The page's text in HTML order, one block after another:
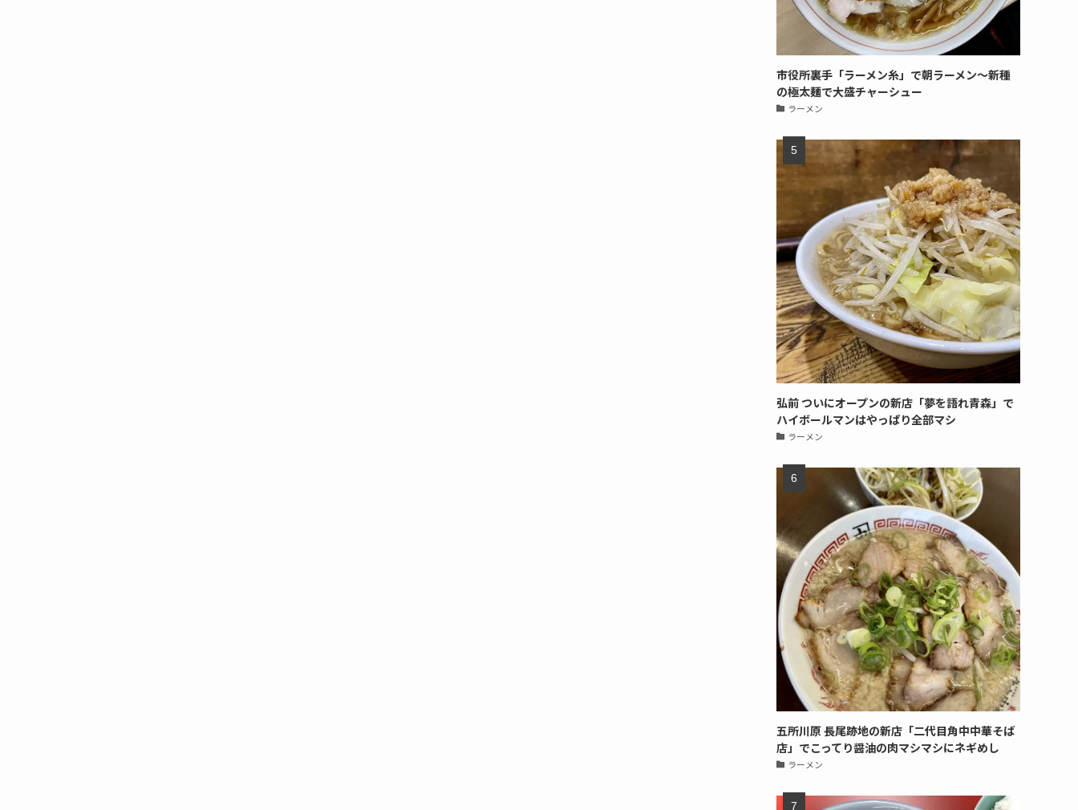
市役所裏手「ラーメン糸」で朝ラーメン〜新種
の極太麺で大盛チャーシュー
ラーメン
弘前 ついにオープンの新店「夢を語れ青森」で
ハイボールマンはやっぱり全部マシ
ラーメン
五所川原 長尾跡地の新店「二代目角中中華そば
店」でこってり醤油の肉マシマシにネギめし
ラーメン